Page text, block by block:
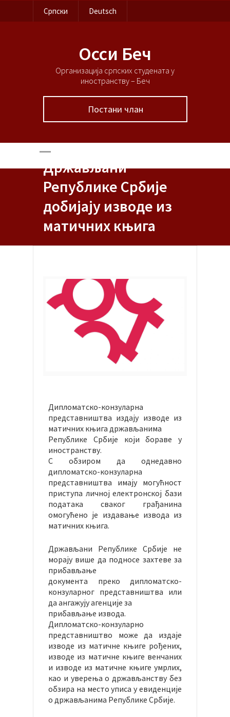
Српски Deutsch
Осси Беч
Организација српских студената у
иностранству – Беч
Постани члан
Држављани
Републике Србије
добијају изводе из
матичних књига
Дипломатско-конзуларна
представништва издају изводе из
матичних књига држављанима
Републике Србије који бораве у
иностранству.
С обзиром да однедавно
дипломатско-конзуларна
представништва имају могућност
приступа личној електронској бази
података сваког грађанина
омогућено је издавање извода из
матичних књига.
Држављани Републике Србије не
морају више да подносе захтеве за
прибављање
документа преко дипломатско-
конзуларног представништва или
да ангажују агенције за
прибављање извода.
Дипломатско-конзуларно
представништво може да издаје
изводе из матичне књиге рођених,
изводе из матичне књиге венчаних
и изводе из матичне књиге умрлих,
као и уверења о држављанству без
обзира на место уписа у евиденције
о држављанима Републике Србије.